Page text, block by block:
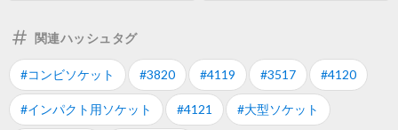
関連ハッシュタグ
#コンビソケット #3820 #4119 #3517 #4120
#インパクト用ソケット #4121 #大型ソケット